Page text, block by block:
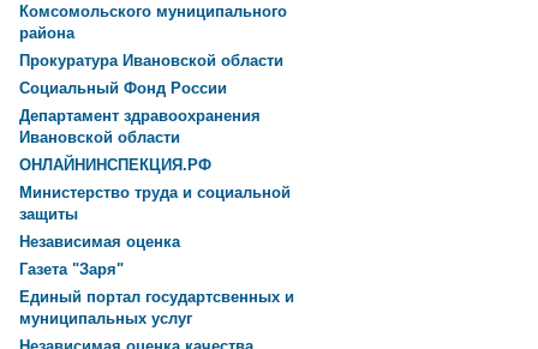
Комсомольского муниципального
района
Прокуратура Ивановской области
Социальный Фонд России
Департамент здравоохранения
Ивановской области
ОНЛАЙНИНСПЕКЦИЯ.РФ
Министерство труда и социальной
защиты
Независимая оценка
Газета "Заря"
Единый портал государтсвенных и
муниципальных услуг